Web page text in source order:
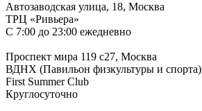
Автозаводская улица, 18, Москва
ТРЦ «Ривьера»
С 7:00 до 23:00 ежедневно
Проспект мира 119 с27, Москва
ВДНХ (Павильон физкультуры и спорта)
First Summer Club
Круглосуточно